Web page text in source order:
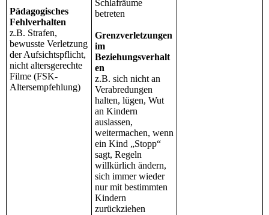
Pädagogisches
Fehlverhalten
z.B. Strafen,
bewusste Verletzung
der Aufsichtspflicht,
nicht altersgerechte
Filme (FSK-
Altersempfehlung)
Schlafräume
betreten
Grenzverletzungen
im
Beziehungsverhalt
en
z.B. sich nicht an
Verabredungen
halten, lügen, Wut
an Kindern
auslassen,
weitermachen, wenn
ein Kind „Stopp“
sagt, Regeln
willkürlich ändern,
sich immer wieder
nur mit bestimmten
Kindern
zurückziehen